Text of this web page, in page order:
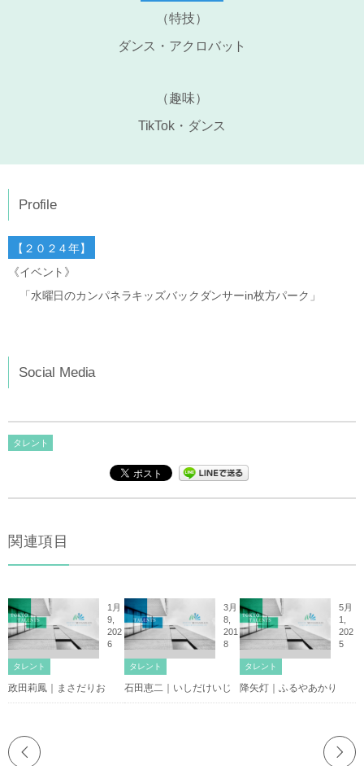
（特技）
ダンス・アクロバット
（趣味）
TikTok・ダンス
Profile
【２０２４年】
《イベント》
「水曜日のカンパネラキッズバックダンサーin枚方パーク」
Social Media
タレント
関連項目
1月
9,
202
6
タレント
政田莉鳳｜まさだりお
3月
8,
201
8
タレント
石田恵二｜いしだけいじ
5月
1,
202
5
タレント
降矢灯｜ふるやあかり